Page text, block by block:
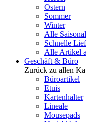
Ostern
Sommer
Winter
Alle
Schnelle
Alle Artikel
Geschäft & Büro
Zurück zu allen
Büroartikel
Etuis
Kartenhalter
Lineale
Mousepads